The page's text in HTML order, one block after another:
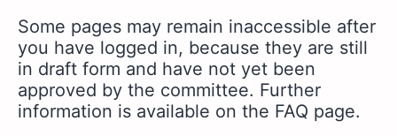
Some pages may remain inaccessible after
you have logged in, because they are still
in draft form and have not yet been
approved by the committee. Further
information is available on the FAQ page.